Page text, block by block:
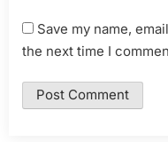
Save my name,
the next time I